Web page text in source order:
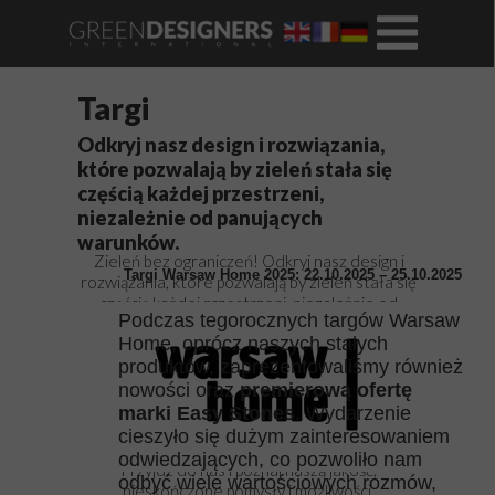
Podczas tegorocznych targów Warsaw
Home, oprócz naszych stałych
produktów, zaprezentowaliśmy również
nowości orazpremierową ofertę
marki Easy Stones . Wydarzenie
cieszyło się dużym zainteresowaniem
odwiedzających, co pozwoliło nam
odbyć wiele wartościowych rozmów,
Targi Warsaw Home 2025: 22.10.2025 – 25.10.2025
Odkryj nasz design i rozwiązania,
które pozwalają by zieleń stała się
częścią każdej przestrzeni,
niezależnie od panujących
warunków.
Targi
Zieleń bez ograniczeń! Odkryj nasz design i
rozwiązania, które pozwalają by zieleń stała się
częścią każdej przestrzeni, niezależnie od
panujących warunków.
Sztuczna zieleń jak żywa: Marka Green
Designers International prezentuje siebie i
swoje produkty na wielu imprezach targowych i
wydarzeniach na całym świecie. Możecie nas
zobaczyć za równo w Polsce jak i za granicą.
Przyjdź do nas i poznaj naszą jakość,
nieskończone pomysły i możliwości.